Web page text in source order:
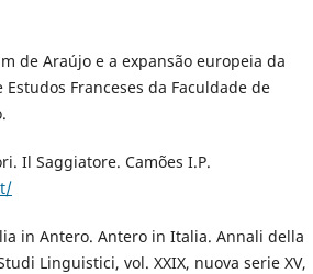
de Araújo e a expansão europeia da
Franceses da Faculdade de
Il Saggiatore. Camões I.P.
in Antero. Antero in Italia. Annali della
Linguistici, vol. XXIX, nuova serie XV,